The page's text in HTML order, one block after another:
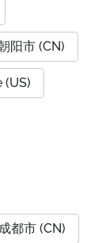
阳市 (CN)
(US)
都市 (CN)